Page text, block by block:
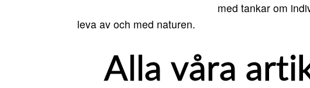
med tankar om
leva av och med naturen.